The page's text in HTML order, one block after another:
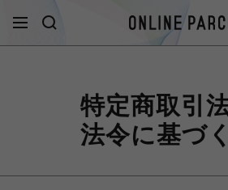
特定商取引
法令に基づ